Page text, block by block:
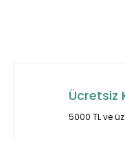
ÜrünÜcretsiz
5000 TL ve